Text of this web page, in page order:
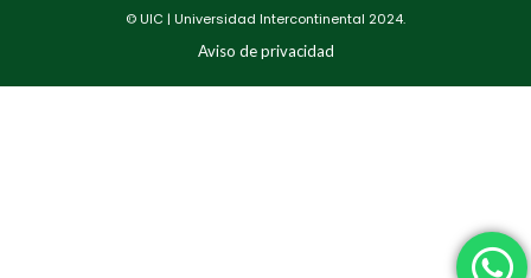
© UIC | Universidad Intercontinental 2024.
Aviso de privacidad